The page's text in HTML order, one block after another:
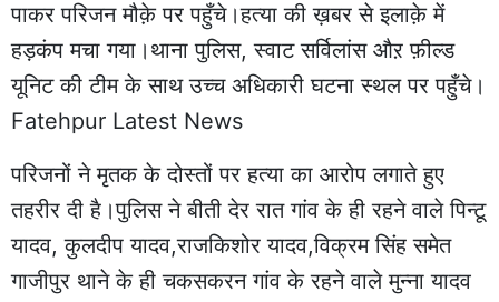
पाकर परिजन मौक़े पर पहुँचे।हत्या की ख़बर से इलाक़े में
हड़कंप मचा गया।थाना पुलिस, स्वाट सर्विलांस औऱ फ़ील्ड
यूनिट की टीम के साथ उच्च अधिकारी घटना स्थल पर पहुँचे।
Fatehpur Latest News
परिजनों ने मृतक के दोस्तों पर हत्या का आरोप लगाते हुए
तहरीर दी है।पुलिस ने बीती देर रात गांव के ही रहने वाले पिन्टू
यादव, कुलदीप यादव,राजकिशोर यादव,विक्रम सिंह समेत
गाजीपुर थाने के ही चकसकरन गांव के रहने वाले मुन्ना यादव